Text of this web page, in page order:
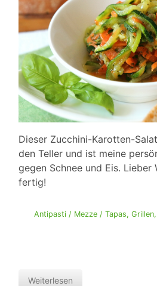
Dieser Zucchini-Karotten-
den Teller und ist meine
gegen Schnee und Eis. Lieber
fertig!
Antipasti / Mezze / Tapas, Grillen,
Weiterlesen